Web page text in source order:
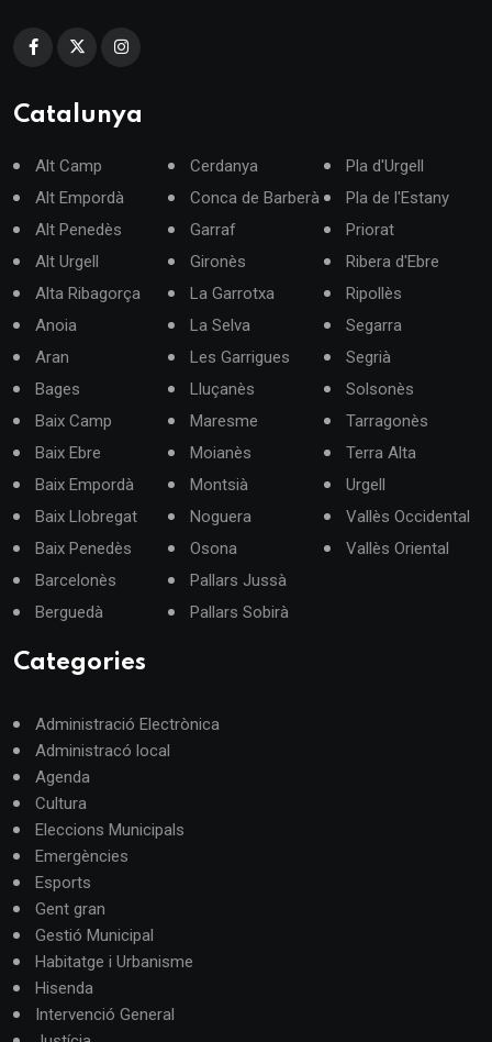
Catalunya
Alt Camp
Alt Empordà
Alt Penedès
Alt Urgell
Alta Ribagorça
Anoia
Aran
Bages
Baix Camp
Baix Ebre
Baix Empordà
Baix Llobregat
Baix Penedès
Barcelonès
Berguedà
Cerdanya
Conca de Barberà
Garraf
Gironès
La Garrotxa
La Selva
Les Garrigues
Lluçanès
Maresme
Moianès
Montsià
Noguera
Osona
Pallars Jussà
Pallars Sobirà
Pla d'Urgell
Pla de l'Estany
Priorat
Ribera d'Ebre
Ripollès
Segarra
Segrià
Solsonès
Tarragonès
Terra Alta
Urgell
Vallès Occidental
Vallès Oriental
Categories
Administració Electrònica
Administracó local
Agenda
Cultura
Eleccions Municipals
Emergències
Esports
Gent gran
Gestió Municipal
Habitatge i Urbanisme
Hisenda
Intervenció General